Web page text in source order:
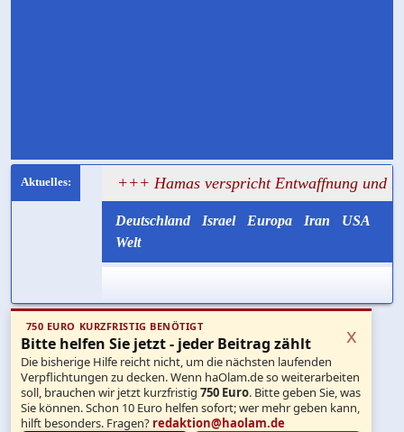
+++ Hamas verspricht Entwaffnung und ruft zugleich
Deutschland Israel Europa Iran
USA
Welt
750 EURO KURZFRISTIG BENÖTIGT
Bitte helfen Sie jetzt - jeder Beitrag zählt
Die bisherige Hilfe reicht nicht, um die nächsten laufenden
Verpflichtungen zu decken. Wenn haOlam.de so weiterarbeiten
soll, brauchen wir jetzt kurzfristig750 Euro. Bitte geben Sie, was
Sie können. Schon 10 Euro helfen sofort; wer mehr geben kann,
hilft besonders. Fragen? redaktion@haolam.de
x